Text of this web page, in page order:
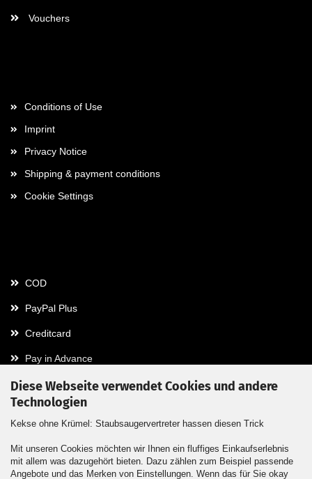
Diese Webseite verwendet Cookies und andere
Technologien
Kekse ohne Krümel: Staubsaugervertreter hassen diesen Trick
Mit unseren Cookies möchten wir Ihnen ein fluffiges Einkaufserlebnis
mit allem was dazugehört bieten. Dazu zählen zum Beispiel passende
Angebote und das Merken von Einstellungen. Wenn das für Sie okay
Vouchers
Conditions of Use
Imprint
Privacy Notice
Shipping & payment conditions
Cookie Settings
COD
PayPal Plus
Creditcard
Pay in Advance
Contact
Contact / Form
Callback Service